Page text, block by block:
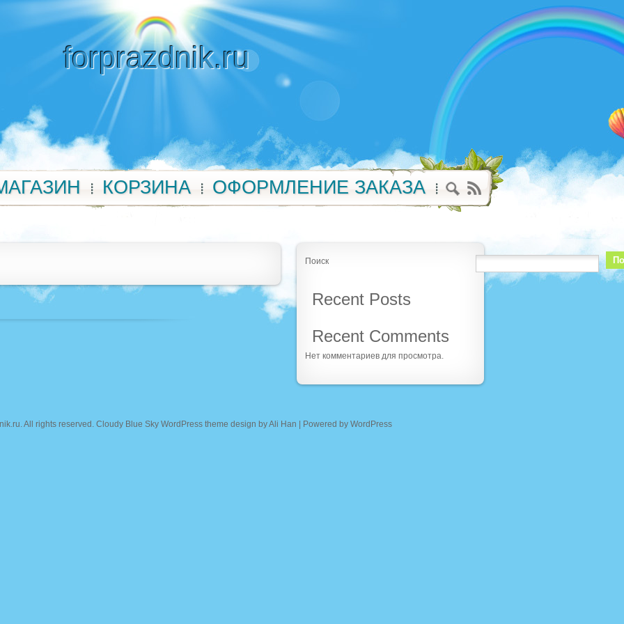
forprazdnik.ru
КОРЗИНА ОФОРМЛЕНИЕ ЗАКАЗА
Поиск
Recent Posts
Recent Comments
Нет комментариев для просмотра.
. All rights reserved. Cloudy Blue Sky WordPress theme design byAli Han | Powered by WordPress